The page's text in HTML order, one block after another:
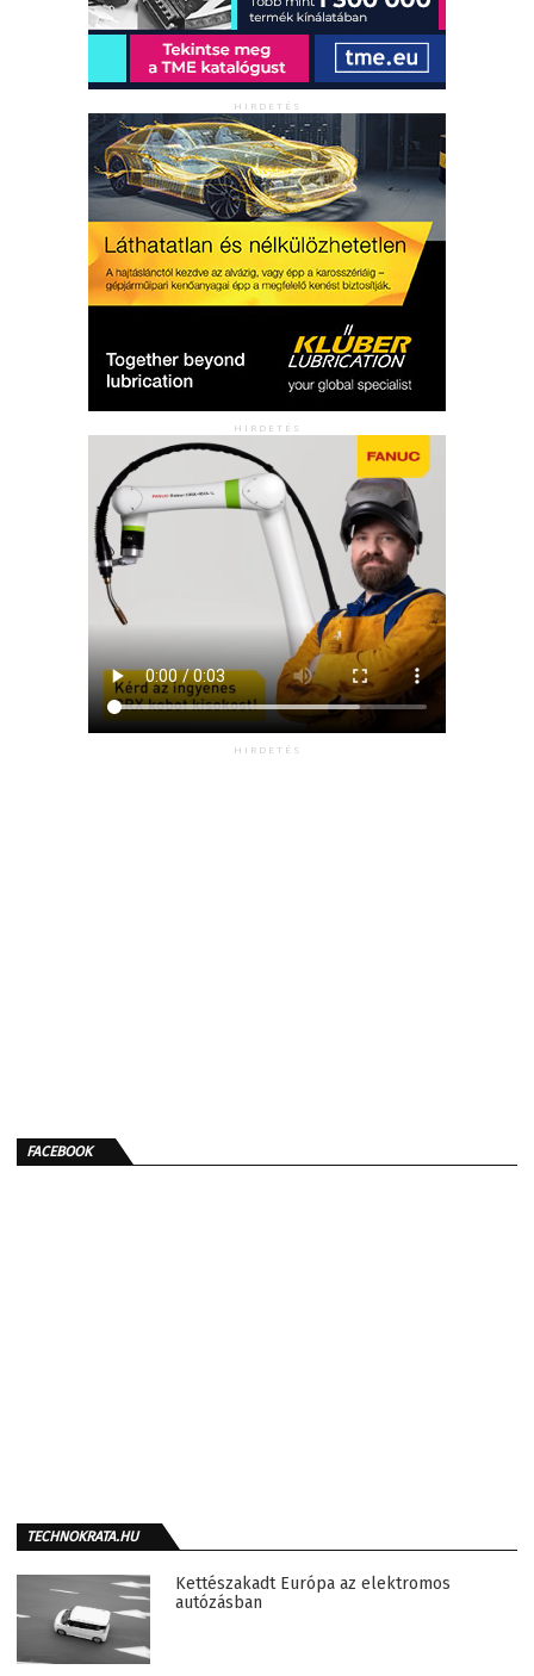
HIRDETÉS
HIRDETÉS
HIRDETÉS
FACEBOOK
TECHNOKRATA.HU
Kettészakadt Európa az elektromos
autózásban